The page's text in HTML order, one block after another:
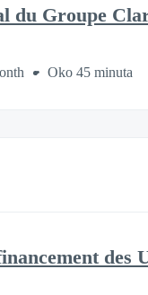
du Groupe
Oko 45 minuta
des